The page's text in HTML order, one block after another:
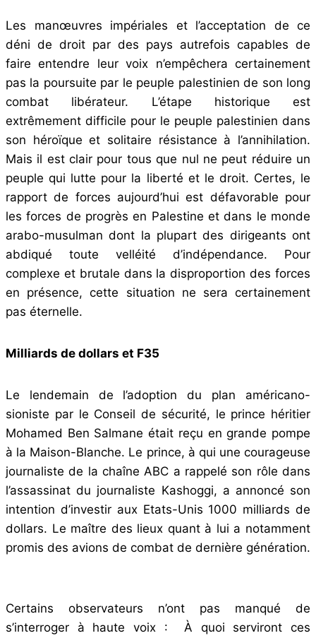
Les manœuvres impériales et l’acceptation de ce
déni de droit par des pays autrefois capables de
faire entendre leur voix n’empêchera certainement
pas la poursuite par le peuple palestinien de son long
combat libérateur. L’étape historique est
extrêmement difficile pour le peuple palestinien dans
son héroïque et solitaire résistance à l’annihilation.
Mais il est clair pour tous que nul ne peut réduire un
peuple qui lutte pour la liberté et le droit. Certes, le
rapport de forces aujourd’hui est défavorable pour
les forces de progrès en Palestine et dans le monde
arabo-musulman dont la plupart des dirigeants ont
abdiqué toute velléité d’indépendance. Pour
complexe et brutale dans la disproportion des forces
en présence, cette situation ne sera certainement
pas éternelle.
Milliards de dollars et F35
Le lendemain de l’adoption du plan américano-
sioniste par le Conseil de sécurité, le prince héritier
Mohamed Ben Salmane était reçu en grande pompe
à la Maison-Blanche. Le prince, à qui une courageuse
journaliste de la chaîne ABC a rappelé son rôle dans
l’assassinat du journaliste Kashoggi, a annoncé son
intention d’investir aux Etats-Unis 1000 milliards de
dollars. Le maître des lieux quant à lui a notamment
promis des avions de combat de dernière génération.
Certains observateurs n’ont pas manqué de
s’interroger à haute voix : À quoi serviront ces